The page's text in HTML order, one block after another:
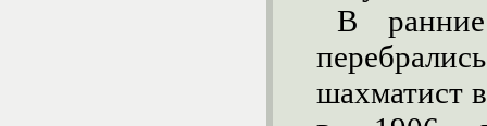
В
шахматист